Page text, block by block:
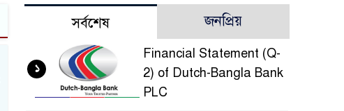
সর্বশেষ জনপ্রিয়
Financial Statement (Q-
2) of Dutch-Bangla Bank
PLC
১